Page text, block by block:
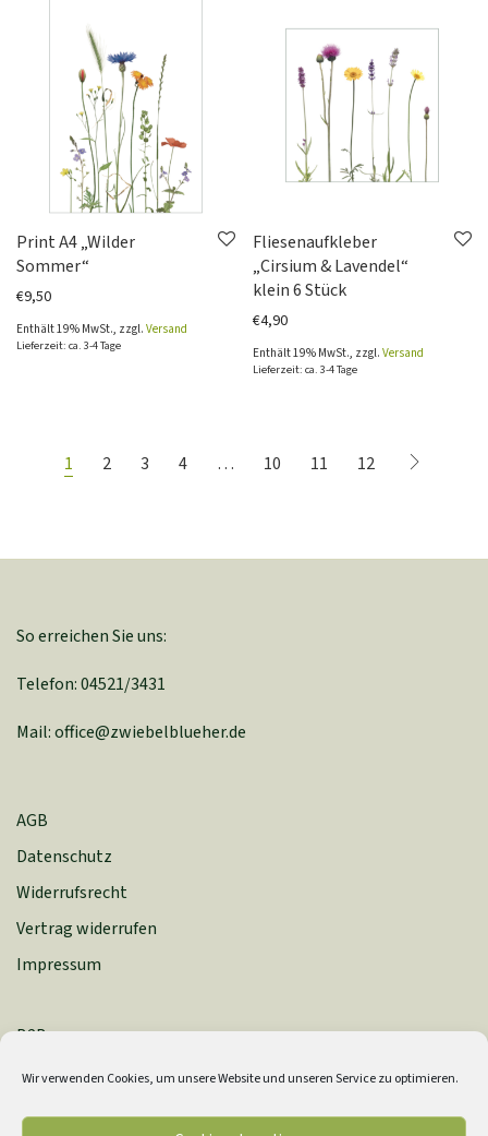
Wir verwenden Cookies, um unsere Website und unseren Service zu optimieren.
Print A4 „Wilder
Sommer“
€9,50
Enthält 19% MwSt., zzgl. Versand
Lieferzeit: ca. 3-4 Tage
Fliesenaufkleber
„Cirsium & Lavendel“
klein 6 Stück
€4,90
Enthält 19% MwSt., zzgl. Versand
Lieferzeit: ca. 3-4 Tage
1 2 3 4 … 10 11 12
So erreichen Sie uns:
Telefon: 04521/3431
Mail: office@zwiebelblueher.de
AGB
Datenschutz
Widerrufsrecht
Vertrag widerrufen
Impressum
B2B
Zahlung & Versand